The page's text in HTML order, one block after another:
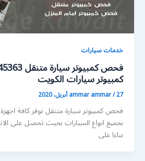
خدمات سيارات
كمبيوتر سيارات الكويت
ammar ammar/27 أبريل، 2020
فحص كمبيوتر سيارة متنقل نوفر كافة
بجميع انواع السيارات بحيث تحصل على
بناءا على